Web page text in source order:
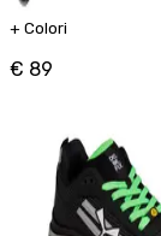
+ Colori
€ 89